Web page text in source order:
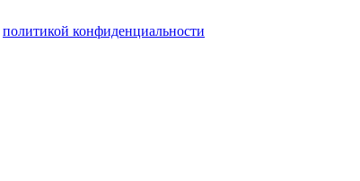
политикой конфиденциальности